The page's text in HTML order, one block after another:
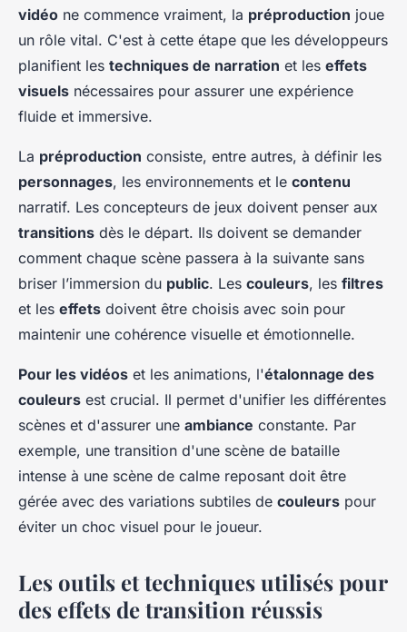
vidéo ne commence vraiment, la préproduction joue
un rôle vital. C'est à cette étape que les développeurs
planifient les techniques de narration et les effets
visuels nécessaires pour assurer une expérience
fluide et immersive.
La préproduction consiste, entre autres, à définir les
personnages, les environnements et le contenu
narratif. Les concepteurs de jeux doivent penser aux
transitions dès le départ. Ils doivent se demander
comment chaque scène passera à la suivante sans
briser l’immersion du public. Les couleurs, les filtres
et les effets doivent être choisis avec soin pour
maintenir une cohérence visuelle et émotionnelle.
Pour les vidéos et les animations, l'étalonnage des
couleurs est crucial. Il permet d'unifier les différentes
scènes et d'assurer une ambiance constante. Par
exemple, une transition d'une scène de bataille
intense à une scène de calme reposant doit être
gérée avec des variations subtiles de couleurs pour
éviter un choc visuel pour le joueur.
Les outils et techniques utilisés pour
des effets de transition réussis